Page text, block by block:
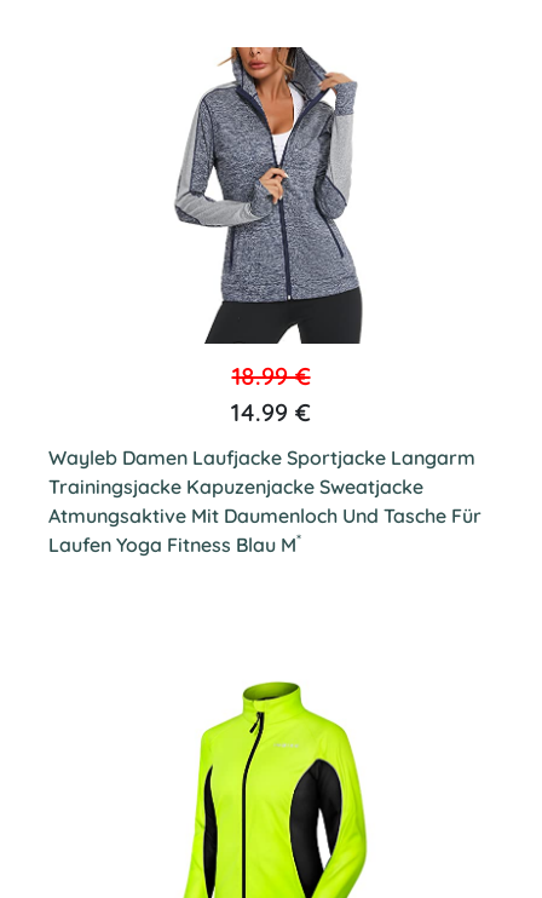
18.99 €
14.99 €
Wayleb Damen Laufjacke Sportjacke Langarm
Trainingsjacke Kapuzenjacke Sweatjacke
Atmungsaktive Mit Daumenloch Und Tasche Für
Laufen Yoga Fitness Blau M*